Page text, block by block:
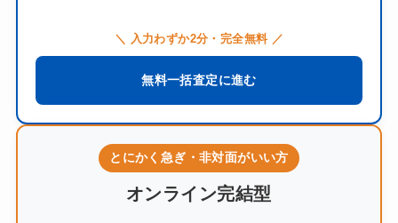
＼ 入力わずか2分・完全無料 ／
無料一括査定に進む
とにかく急ぎ・非対面がいい方
オンライン完結型